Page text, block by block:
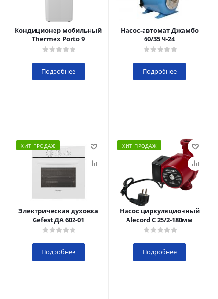
Кондиционер мобильный
Thermex Porto 9
Подробнее
Насос-автомат Джамбо
60/35 Ч-24
Подробнее
ХИТ ПРОДАЖ
Электрическая духовка
Gefest ДА 602-01
Подробнее
ХИТ ПРОДАЖ
Насос циркуляционный
Alecord C 25/2-180мм
Подробнее